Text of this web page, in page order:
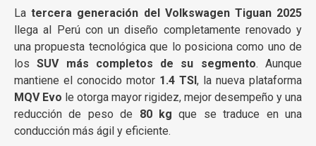
Latercera generación del Volkswagen Tiguan 2025
llega al Perú con un diseño completamente renovado y
una propuesta tecnológica que lo posiciona como uno de
losSUV más completos de su segmento. Aunque
mantiene el conocido motor 1.4 TSI , la nueva plataforma
MQV Evo le otorga mayor rigidez, mejor desempeño y una
reducción de peso de 80 kg que se traduce en una
conducción más ágil y eficiente.